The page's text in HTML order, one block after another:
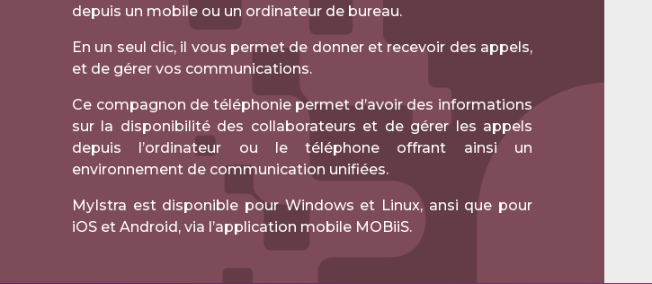
depuis un mobile ou un ordinateur de bureau.
En un seul clic, il vous permet de donner et recevoir des appels,
et de gérer vos communications.
Ce compagnon de téléphonie permet d’avoir des informations
sur la disponibilité des collaborateurs et de gérer les appels
depuis l’ordinateur ou le téléphone offrant ainsi un
environnement de communication unifiées.
MyIstra est disponible pour Windows et Linux, ansi que pour
iOS et Android, via l’application mobile MOBiiS.